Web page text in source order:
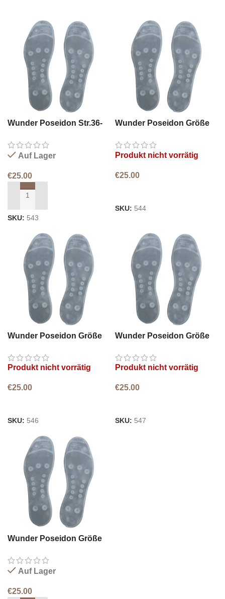
Wunder Poseidon Str.36-
Auf Lager
€25.00
SKU: 543
Wunder Poseidon Größe
Produkt nicht vorrätig
€25.00
SKU: 544
Wunder Poseidon Größe
Produkt nicht vorrätig
€25.00
SKU: 546
Wunder Poseidon Größe
Produkt nicht vorrätig
€25.00
SKU: 547
Wunder Poseidon Größe
Auf Lager
€25.00